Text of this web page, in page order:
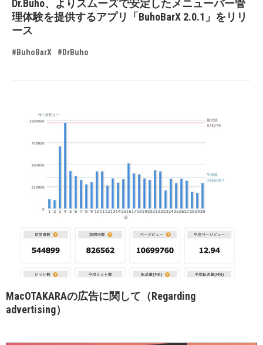
Dr.Buho、よりスムーズで安定したメニューバー管
理体験を提供するアプリ「BuhoBarX 2.0.1」をリリ
ース
#BuhoBarX #DrBuho
MacOTAKARAの広告に関して（Regarding
advertising）